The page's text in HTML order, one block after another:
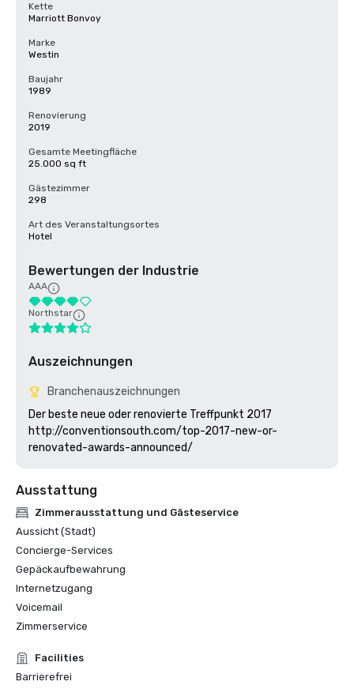
Kette
Marriott Bonvoy
Marke
Westin
Baujahr
1989
Renovierung
2019
Gesamte Meetingfläche
25.000 sq ft
Gästezimmer
298
Art des Veranstaltungsortes
Hotel
Bewertungen der Industrie
AAA
Northstar
Auszeichnungen
Branchenauszeichnungen
Der beste neue oder renovierte Treffpunkt 2017
http://conventionsouth.com/top-2017-new-or-
renovated-awards-announced/
Ausstattung
Zimmerausstattung und Gästeservice
Aussicht (Stadt)
Concierge-Services
Gepäckaufbewahrung
Internetzugang
Voicemail
Zimmerservice
Facilities
Barrierefrei